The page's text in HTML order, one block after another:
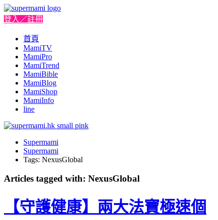
登入／註冊
首頁
MamiTV
MamiPro
MamiTrend
MamiBible
MamiBlog
MamiShop
MamiInfo
line
Supermami
Supermami
Tags: NexusGlobal
Articles tagged with: NexusGlobal
【守護健康】兩大法寶極速個